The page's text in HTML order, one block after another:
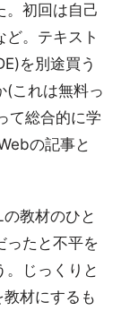
。初回は自己
。テキスト
を別途買う
(これは無料っ
て総合的に学
の記事と
教材のひと
ったと不平を
。じっくりと
材にするも